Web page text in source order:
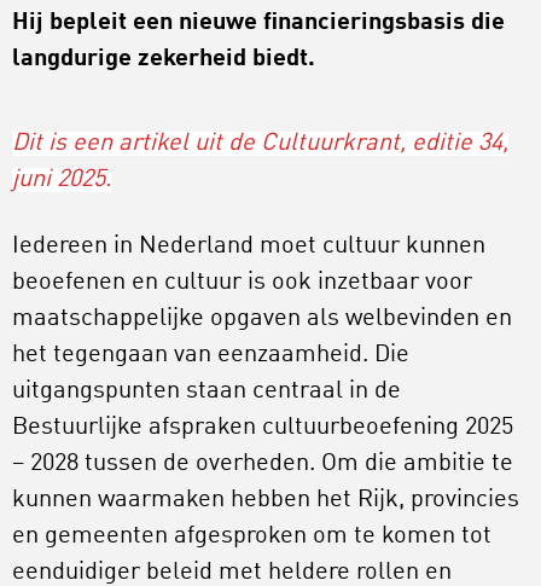
Hij bepleit een nieuwe financieringsbasis die
langdurige zekerheid biedt.
Dit is een artikel uit de Cultuurkrant, editie 34,
juni 2025.
Iedereen in Nederland moet cultuur kunnen
beoefenen en cultuur is ook inzetbaar voor
maatschappelijke opgaven als welbevinden en
het tegengaan van eenzaamheid. Die
uitgangspunten staan centraal in de
Bestuurlijke afspraken cultuurbeoefening 2025
– 2028 tussen de overheden. Om die ambitie te
kunnen waarmaken hebben het Rijk, provincies
en gemeenten afgesproken om te komen tot
eenduidiger beleid met heldere rollen en